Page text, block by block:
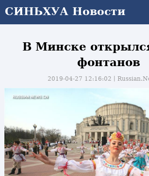
СИНЬХУА Новости
В Минске
фонтанов
2019-04-27 12:16:02丨